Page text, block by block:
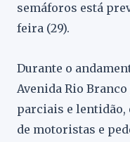
semáforos está
feira (29).
Durante o
Avenida Rio
parciais e lentidão,
de motoristas e